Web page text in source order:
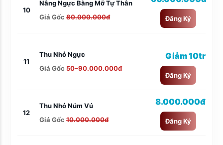
10
Nâng Ngực Bằng Mỡ Tự Thân
Giá Gốc 80.000.000đ Đăng Ký
11
Thu Nhỏ Ngực
Giá Gốc 50–90.000.000đ
Giảm 10tr
Đăng Ký
12
Thu Nhỏ Núm Vú
Giá Gốc 10.000.000đ
8.000.000đ
Đăng Ký